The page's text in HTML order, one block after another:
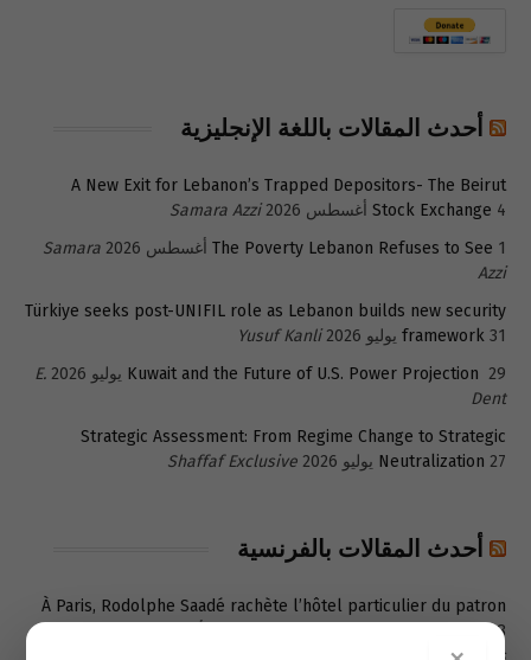
أحدث المقالات باللغة الإنجليزية
A New Exit for Lebanon’s Trapped Depositors- The Beirut
Stock Exchange 4 أغسطس 2026
Samara Azzi
The Poverty Lebanon Refuses to See 1 أغسطس 2026
Samara
Azzi
Türkiye seeks post-UNIFIL role as Lebanon builds new security
framework 31 يوليو 2026
Yusuf Kanli
Kuwait and the Future of U.S. Power Projection 29 يوليو 2026
E.
Dent
Strategic Assessment: From Regime Change to Strategic
Neutralization 27 يوليو 2026 Shaffaf Exclusive
أحدث المقالات بالفرنسية
À Paris, Rodolphe Saadé rachète l’hôtel particulier du patron
8 أغسطس 2026
Paris